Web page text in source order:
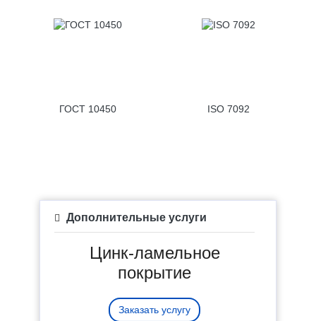
ГОСТ 10450 ISO 7092
Дополнительные услуги
Цинк-ламельное
покрытие
Заказать услугу